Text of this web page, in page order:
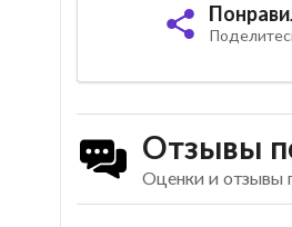
Отзывы
Оценки и отзывы